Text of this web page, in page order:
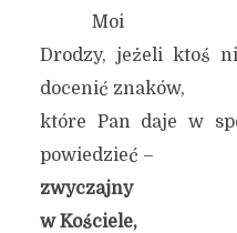
Moi
Drodzy, jeżeli ktoś
docenić znaków,
które Pan daje w
powiedzieć –
zwyczajny
w Kościele,